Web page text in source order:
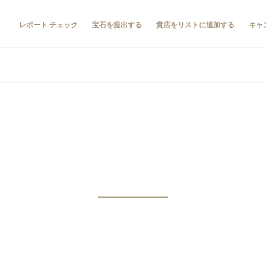
レポート チェック 宝石を提出する 貴店をリストに追加する キャ